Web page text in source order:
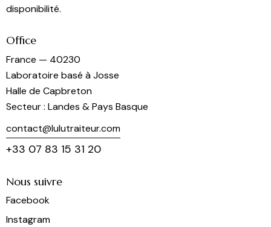
disponibilité.
Office
France — 40230
Laboratoire basé à Josse
Halle de Capbreton
Secteur : Landes & Pays Basque
contact@lulutraiteur.com
+33 07 83 15 31 20
Nous suivre
Facebook
Instagram